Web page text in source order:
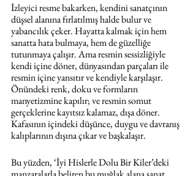
İzleyici resme bakarken, kendini sanatçının
düşsel alanına fırlatılmış halde bulur ve
yabancılık çeker. Hayatta kalmak için hem
sanatta hata bulmaya, hem de güzelliğe
tutunmaya çalışır. Ama resmin sessizliğiyle
kendi içine döner, dünyasından parçaları ile
resmin içine yansıtır ve kendiyle karşılaşır.
Önündeki renk, doku ve formların
manyetizmine kapılır; ve resmin somut
gerçeklerine kayıtsız kalamaz, dışa döner.
Kafasının içindeki düşünce, duygu ve davranış
kalıplarının dışına çıkar ve başkalaşır.
Bu yüzden, ‘İyi Hislerle Dolu Bir Kiler’deki